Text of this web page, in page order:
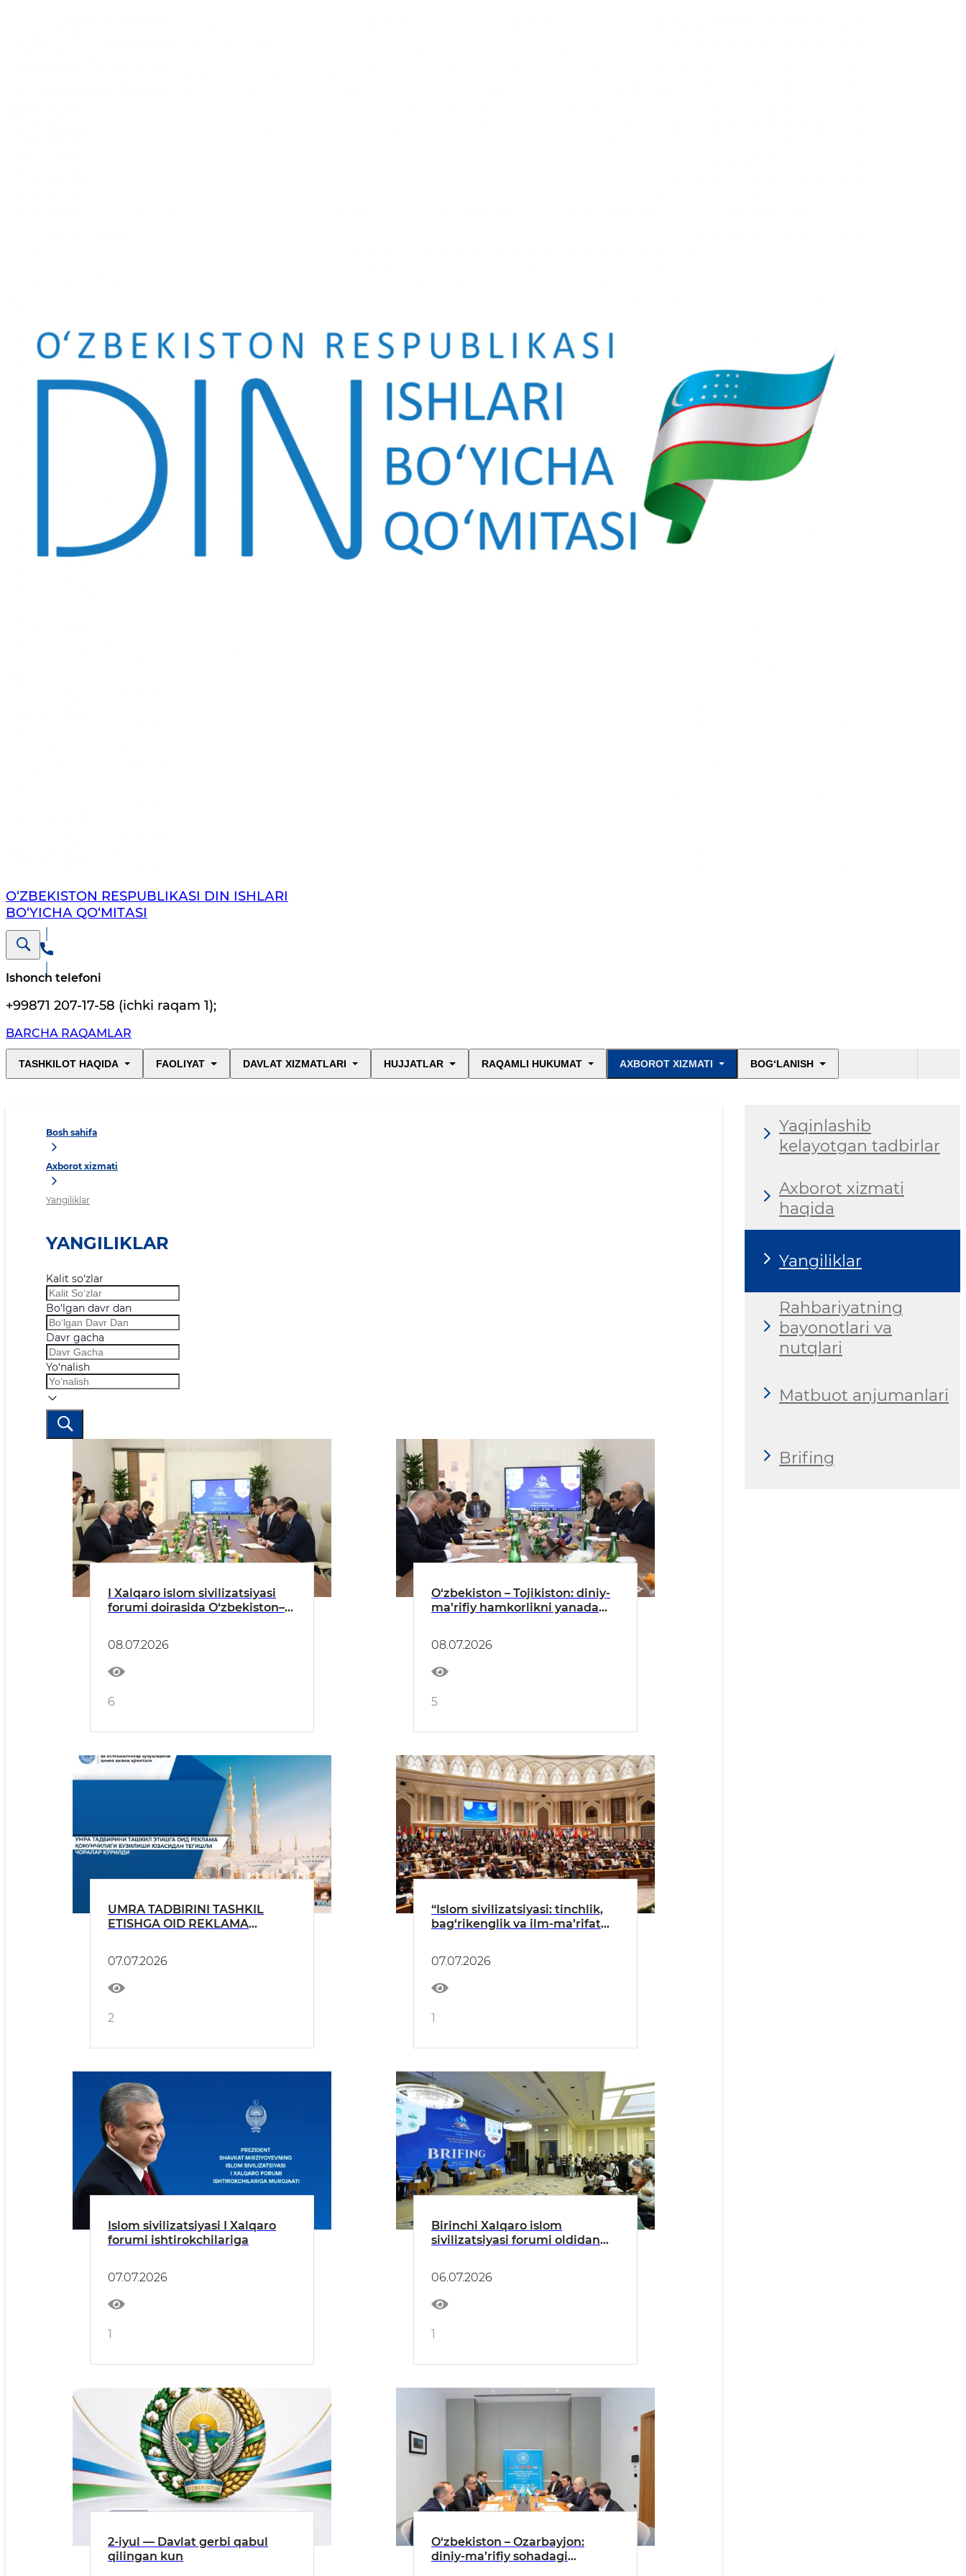
O‘ZBEKISTON RESPUBLIKАSI DIN ISHLАRI
BO‘YICHА QO‘MITАSI
Ishonch telefoni
+99871 207-17-58 (ichki raqam 1);
BARCHA RAQAMLAR
TASHKILOT HAQIDA FAOLIYAT DAVLAT XIZMATLARI HUJJATLAR RAQAMLI HUKUMAT AXBOROT XIZMATI BOG‘LANISH
Bosh sahifa
Axborot xizmati
Yangiliklar
YANGILIKLAR
Kalit so‘zlar
Bo‘lgan davr dan
Davr gacha
Yo‘nalish
I Xalqaro islom sivilizatsiyasi
forumi doirasida O‘zbekiston–
08.07.2026
6
O‘zbekiston – Tojikiston: diniy-
ma’rifiy hamkorlikni yanada
08.07.2026
5
UMRA TADBIRINI TASHKIL
ETISHGA OID REKLAMA
CHORALAR KO‘RILDI
07.07.2026
2
“Islom sivilizatsiyasi: tinchlik,
bag‘rikenglik va ilm-ma’rifat
boshlandi
07.07.2026
1
Islom sivilizatsiyasi I Xalqaro
forumi ishtirokchilariga
07.07.2026
1
Birinchi Xalqaro islom
sivilizatsiyasi forumi oldidan
06.07.2026
1
2-iyul — Davlat gerbi qabul
qilingan kun
O‘zbekiston – Ozarbayjon:
diniy-ma’rifiy sohadagi
Yaqinlashib
kelayotgan tadbirlar
Axborot xizmati
haqida
Yangiliklar
Rahbariyatning
bayonotlari va
nutqlari
Matbuot anjumanlari
Brifing